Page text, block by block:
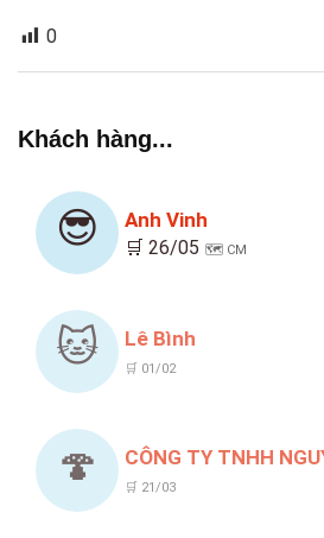
0
Khách hàng...
😎 Anh Vinh
🛒 26/05 🗺️ CM
🐱 Lê Bình
🛒 01/02
🍄 CÔNG TY TNHH
🛒 21/03